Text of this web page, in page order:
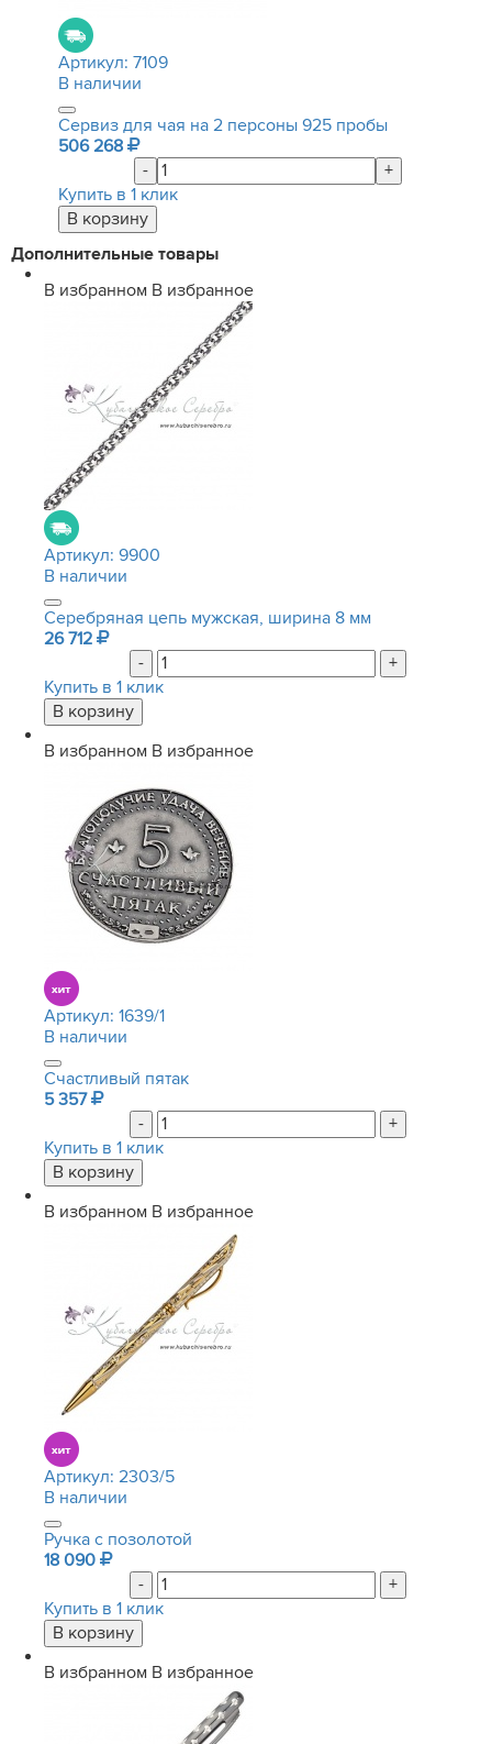
Артикул: 7109
В наличии
Сервиз для чая на 2 персоны 925 пробы
506 268
-
+
Купить в 1 клик
Дополнительные товары
В избранном В избранное
Артикул: 9900
В наличии
Серебряная цепь мужская, ширина 8 мм
26 712
-
+
Купить в 1 клик
В избранном В избранное
Артикул: 1639/1
В наличии
Счастливый пятак
5 357
-
+
Купить в 1 клик
В избранном В избранное
Артикул: 2303/5
В наличии
Ручка с позолотой
18 090
-
+
Купить в 1 клик
В избранном В избранное